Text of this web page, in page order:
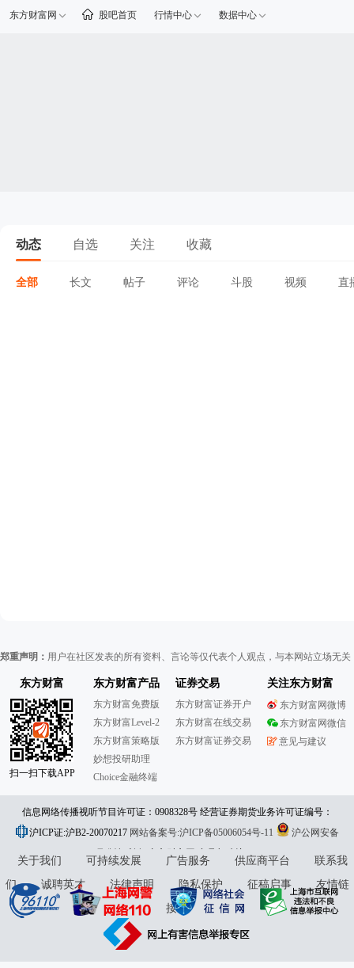
东方财富网 股吧首页 行情中心 数据中心
动态 自选 关注 收藏
全部 长文 帖子 评论 斗股 视频 直
郑重声明： 用户在社区发表的所有资料、言论等仅代表个人观点，与本网站立场无
东方财富
扫一扫下载APP
东方财富产品
东方财富免费版
东方财富Level-2
东方财富策略版
妙想投研助理
Choice金融终端
证券交易
东方财富证券开户
东方财富在线交易
东方财富证券交易
关注东方财富
东方财富网微博
东方财富网微信
意见与建议
信息网络传播视听节目许可证：0908328号 经营证券期货业务许可证编号：
913101046312860336 违法和不良信息举报:021-61278686 举报邮箱：
jubao@eastmoney.com
沪ICP证:沪B2-20070217 网站备案号:沪ICP备05006054号-11
沪公网安备
31010402000120号版权所有:东方财富网意见与建议:4000300059/952500
关于我们 可持续发展 广告服务 供应商平台
联系我
们
诚聘英才 法律声明 隐私保护 征稿启事
友情链
接